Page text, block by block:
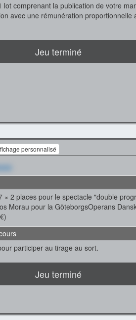
lot comprenant la publication de votre
avec une rémunération proportionnelle
Jeu terminé
personnalisé
× 2 places pour le spectacle "double
Morau pour la GöteborgsOperans
participer au tirage au sort.
Jeu terminé